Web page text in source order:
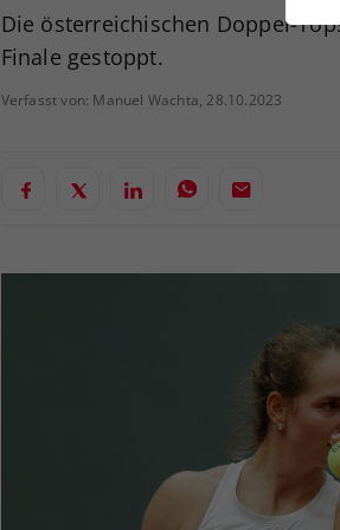
Die österreichischen Doppel-
Finale gestoppt.
Verfasst von: Manuel Wachta, 28.10.2023